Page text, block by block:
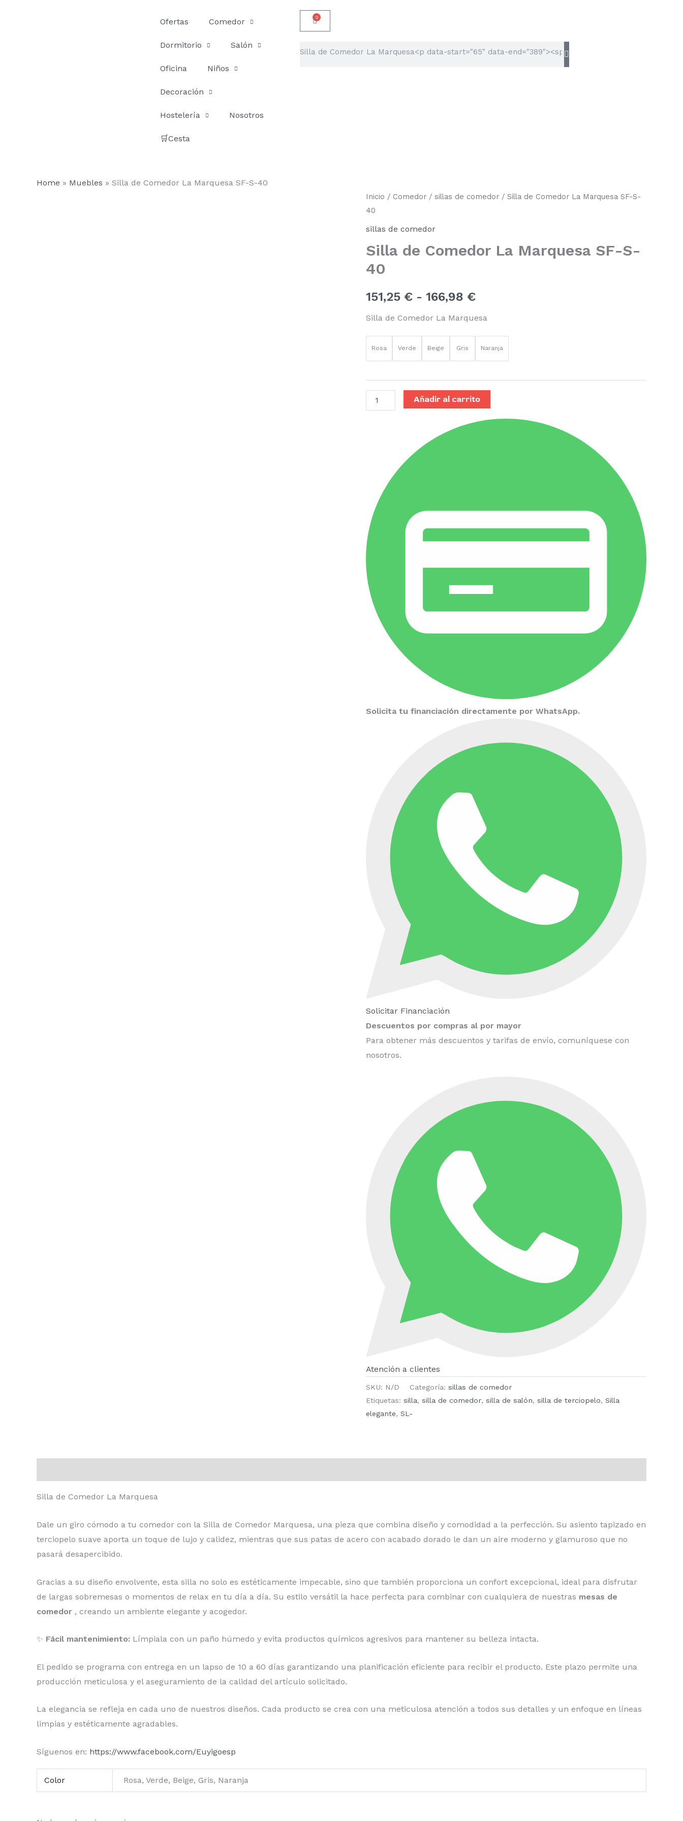
Ofertas Comedor
Dormitorio Salón
Oficina Niños
Decoración
Hostelería Nosotros
🛒Cesta
0
Carrito
Home » Muebles » Silla de Comedor La Marquesa SF-S-40
Inicio / Comedor / sillas de comedor / Silla de Comedor La Marquesa SF-S-
40
sillas de comedor
Silla de Comedor La Marquesa SF-S-
40
151,25 € - 166,98 €
Rango
precios:
166,98 €
Silla de Comedor La Marquesa
Rosa Verde Beige Gris Naranja
Silla
Comedor
La
SF-
S-
40
cantidad
Añadir al carrito
Solicita tu financiación directamente por WhatsApp.
Solicitar Financiación
Descuentos por compras al por mayor
Para obtener más descuentos y tarifas de envío, comuníquese con
nosotros.
Atención a clientes
SKU: N/D Categoría: sillas de comedor
Etiquetas: silla, silla de comedor, silla de salón, silla de terciopelo, Silla
elegante, SL-
Silla de Comedor La Marquesa
Dale un giro cómodo a tu comedor con la Silla de Comedor Marquesa, una pieza que combina diseño y comodidad a la perfección. Su asiento tapizado en
terciopelo suave aporta un toque de lujo y calidez, mientras que sus patas de acero con acabado dorado le dan un aire moderno y glamuroso que no
pasará desapercibido.
Gracias a su diseño envolvente, esta silla no solo es estéticamente impecable, sino que también proporciona un confort excepcional, ideal para disfrutar
de largas sobremesas o momentos de relax en tu día a día. Su estilo versátil la hace perfecta para combinar con cualquiera de nuestras mesas de
comedor , creando un ambiente elegante y acogedor.
✨ Fácil mantenimiento: Límpiala con un paño húmedo y evita productos químicos agresivos para mantener su belleza intacta.
El pedido se programa con entrega en un lapso de 10 a 60 días garantizando una planificación eficiente para recibir el producto. Este plazo permite una
producción meticulosa y el aseguramiento de la calidad del artículo solicitado.
La elegancia se refleja en cada uno de nuestros diseños. Cada producto se crea con una meticulosa atención a todos sus detalles y un enfoque en líneas
limpias y estéticamente agradables.
Síguenos en: https://www.facebook.com/Euyigoesp
Color Rosa, Verde, Beige, Gris, Naranja